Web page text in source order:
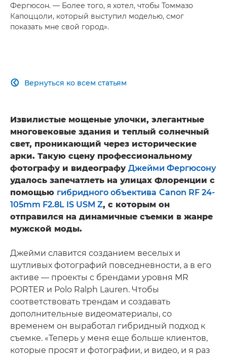
Фергюсон. — Более того, я хотел, чтобы Томмазо
Капоццоли, который выступил моделью, смог
показать мне свой город».
Вернуться ко всем статьям

Извилистые мощеные улочки, элегантные
многовековые здания и теплый солнечный
свет, проникающий через исторические
арки. Такую сцену профессиональному
фотографу и видеографу Джейми Фергюсону
удалось запечатлеть на улицах Флоренции с
помощью гибридного объектива Canon RF 24-
105mm F2.8L IS USM Z, с которым он
отправился на динамичные съемки в жанре
мужской моды.
Джейми славится созданием веселых и
шутливых фотографий повседневности, а в его
активе — проекты с брендами уровня MR
PORTER и Polo Ralph Lauren. Чтобы
соответствовать трендам и создавать
дополнительные видеоматериалы, со
временем он выработал гибридный подход к
съемке. «Теперь у меня еще больше клиентов,
которые просят и фотографии, и видео, и я раз